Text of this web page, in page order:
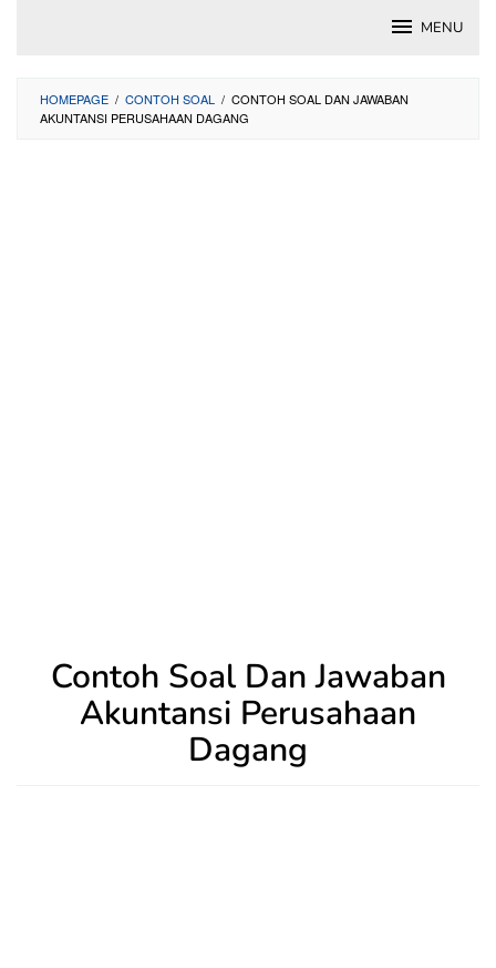
MENU
HOMEPAGE / CONTOH SOAL / CONTOH SOAL DAN JAWABAN
AKUNTANSI PERUSAHAAN DAGANG
Contoh Soal Dan Jawaban
Akuntansi Perusahaan
Dagang